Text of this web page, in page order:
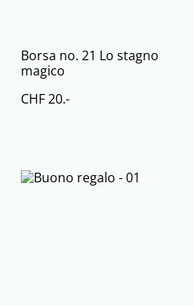
Borsa no. 21 Lo stagno
magico
CHF 20.-